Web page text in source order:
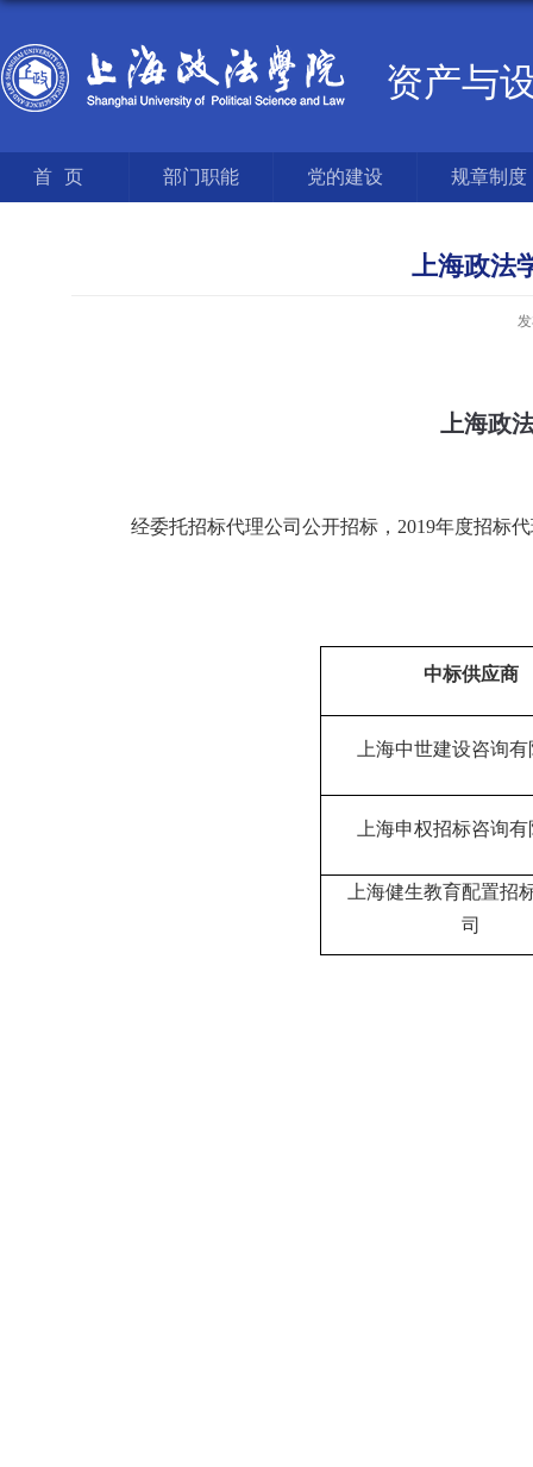
资产与
首页 部门职能 党的建设 规章制度
上海政法
上海政
经委托招标代理公司公开招标，2019年度招标
中标供应商
上海中世建设咨询
上海申权招标咨询
上海健生教育配置招
司